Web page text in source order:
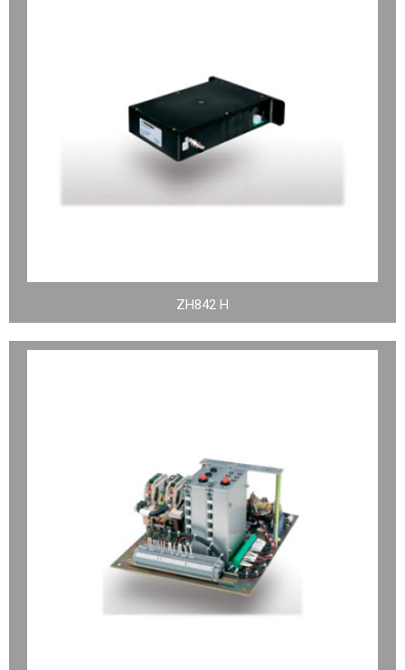
ZH842 H